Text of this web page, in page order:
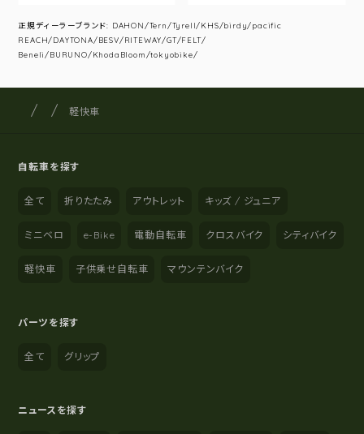
正規ディーラーブランド: DAHON/Tern/Tyrell/KHS/birdy/pacific
REACH/DAYTONA/BESV/RITEWAY/GT/FELT/
Beneli/BURUNO/KhodaBloom/tokyobike/
サイト内の現在地
サイクルショップナカゴヤ
軽快車
自転車を探す
全て 折りたたみ アウトレット キッズ / ジュニア
ミニベロ e-Bike 電動自転車 クロスバイク シティバイク
軽快車 子供乗せ自転車 マウンテンバイク
パーツを探す
全て グリップ
ニュースを探す